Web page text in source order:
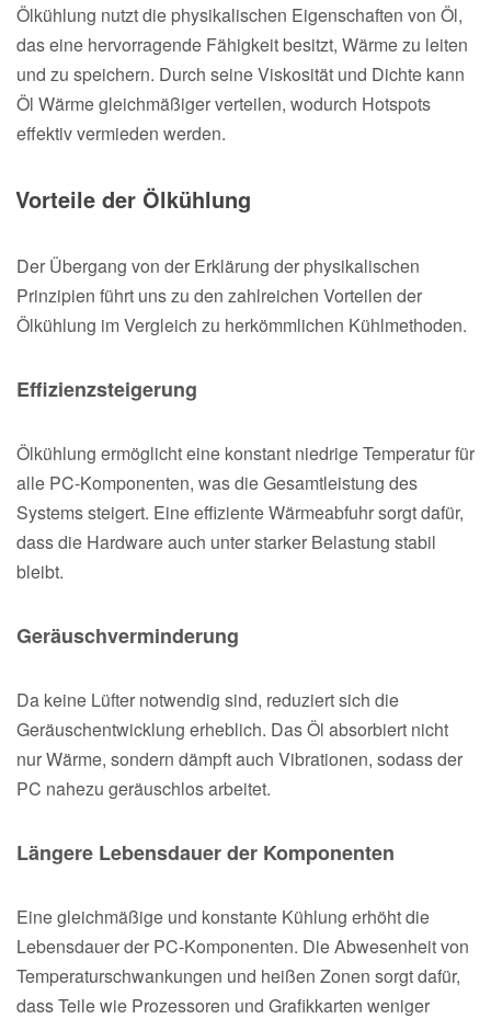
Ölkühlung nutzt die physikalischen Eigenschaften von Öl,
das eine hervorragende Fähigkeit besitzt, Wärme zu leiten
und zu speichern. Durch seine Viskosität und Dichte kann
Öl Wärme gleichmäßiger verteilen, wodurch Hotspots
effektiv vermieden werden.
Vorteile der Ölkühlung
Der Übergang von der Erklärung der physikalischen
Prinzipien führt uns zu den zahlreichen Vorteilen der
Ölkühlung im Vergleich zu herkömmlichen Kühlmethoden.
Effizienzsteigerung
Ölkühlung ermöglicht eine konstant niedrige Temperatur für
alle PC-Komponenten, was die Gesamtleistung des
Systems steigert. Eine effiziente Wärmeabfuhr sorgt dafür,
dass die Hardware auch unter starker Belastung stabil
bleibt.
Geräuschverminderung
Da keine Lüfter notwendig sind, reduziert sich die
Geräuschentwicklung erheblich. Das Öl absorbiert nicht
nur Wärme, sondern dämpft auch Vibrationen, sodass der
PC nahezu geräuschlos arbeitet.
Längere Lebensdauer der Komponenten
Eine gleichmäßige und konstante Kühlung erhöht die
Lebensdauer der PC-Komponenten. Die Abwesenheit von
Temperaturschwankungen und heißen Zonen sorgt dafür,
dass Teile wie Prozessoren und Grafikkarten weniger